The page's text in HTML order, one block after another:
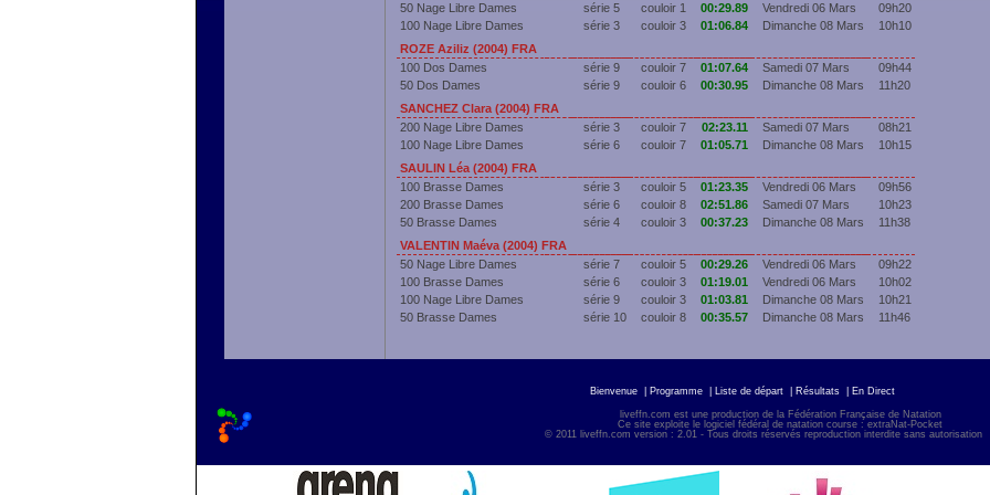
50 Nage Libre Dames
série 5 couloir 1 00:29.89 Vendredi 06 Mars
09h20
100 Nage Libre Dames
série 3 couloir 3 01:06.84 Dimanche 08 Mars
10h10
ROZE Aziliz (2004) FRA
100 Dos Dames
série 9 couloir 7 01:07.64 Samedi 07 Mars
09h44
50 Dos Dames
série 9 couloir 6 00:30.95 Dimanche 08 Mars
11h20
SANCHEZ Clara (2004) FRA
200 Nage Libre Dames
série 3 couloir 7 02:23.11 Samedi 07 Mars
08h21
100 Nage Libre Dames
série 6 couloir 7 01:05.71 Dimanche 08 Mars
10h15
SAULIN Léa (2004) FRA
100 Brasse Dames
série 3 couloir 5 01:23.35 Vendredi 06 Mars
09h56
200 Brasse Dames
série 6 couloir 8 02:51.86 Samedi 07 Mars
10h23
50 Brasse Dames
série 4 couloir 3 00:37.23 Dimanche 08 Mars
11h38
VALENTIN Maéva (2004) FRA
50 Nage Libre Dames
série 7 couloir 5 00:29.26 Vendredi 06 Mars
09h22
100 Brasse Dames
série 6 couloir 3 01:19.01 Vendredi 06 Mars
10h02
100 Nage Libre Dames
série 9 couloir 3 01:03.81 Dimanche 08 Mars
10h21
50 Brasse Dames
série 10 couloir 8 00:35.57 Dimanche 08 Mars 11h46
Bienvenue Programme Liste de départ Résultats En Direct
liveffn.com est une production de la Fédération Française de Natation
Ce site exploite le logiciel fédéral de natation course : extraNat-Pocket
© 2011 liveffn.com version : 2.01 - Tous droits réservés reproduction interdite sans autorisation